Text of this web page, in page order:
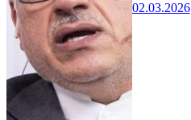
02.03.2026